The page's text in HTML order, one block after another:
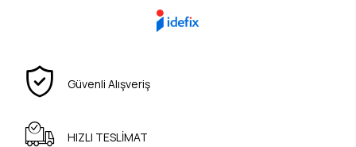
Güvenli Alışveriş
HIZLI TESLİMAT